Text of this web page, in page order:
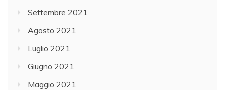
Settembre 2021
Agosto 2021
Luglio 2021
Giugno 2021
Maggio 2021